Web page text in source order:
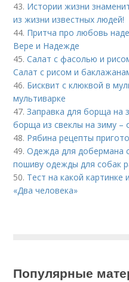
43. Истории жизни
из жизни известных людей!
44. Притча про любовь
Вере и Надежде
45.Салат с фасолью и
Салат с рисом и
46. Бисквит с клюквой в
мультиварке
47.Заправка для борща на
борща из свеклы на зиму –
48. Рябина рецепты
49.Одежда для добермана
пошиву одежды для собак
50. Тест на какой картинке
«Два человека»
Популярные